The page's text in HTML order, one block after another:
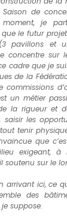
de
je
le futur
pavillons et
concentre sur
cadre que je
de la
commissions
un métier
la rigueur et
les
tenir
que
exigeant, à
soutenu sur le
arrivant ici, ce
des
suppose.